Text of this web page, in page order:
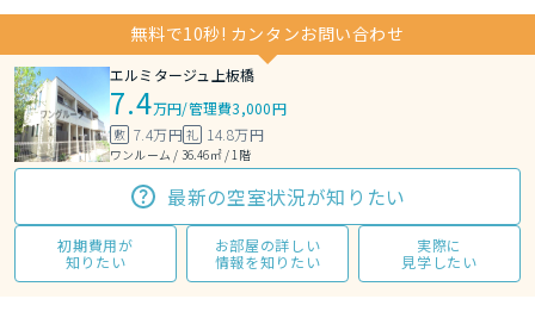
無料で10秒! カンタンお問い合わせ
エルミタージュ上板橋
7.4万円/管理費3,000円
敷 7.4万円礼 14.8万円
ワンルーム / 36.46㎡ / 1階
最新の空室状況が知りたい
初期費用が
知りたい
お部屋の詳しい
情報を知りたい
実際に
見学したい